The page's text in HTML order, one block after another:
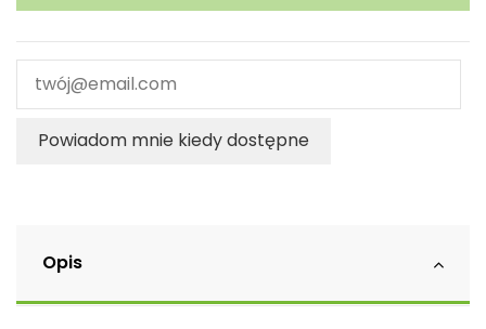
Powiadom mnie kiedy dostępne
Opis